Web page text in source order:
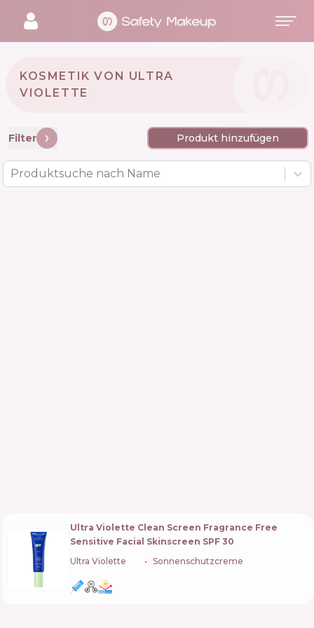
KOSMETIK VON ULTRA
VIOLETTE 🇦🇺
Filter Produkt hinzufügen
Produktsuche nach Name
Ultra Violette Clean Screen Fragrance Free
Sensitive Facial Skinscreen SPF 30
Ultra Violette
Sonnenschutzcreme